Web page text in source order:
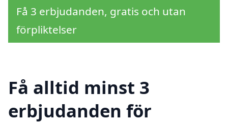
Få 3 erbjudanden, gratis och utan
förpliktelser
Få alltid minst 3
erbjudanden för